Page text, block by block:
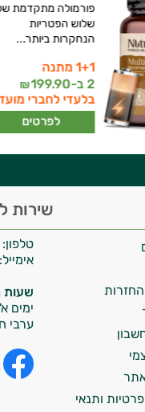
פורמולה מתקדמת
שלוש הפטריות
הנחקרות ביותר...
1+1 מתנה
2 ב-
199.90
₪
בלעדי לחברי
לפרטים
שירות
טלפון:
אימייל:
שעות
ימים א'-
ערבי
החזרות
ותנאי
מבוססות על מאגרי מידע
בתחומי הרפואה
לעזור לך להתאים את תוספי
הבריאות המדויקים
שלך, ולהסביר לך אילו
למקסם תוצאות גם בחיי